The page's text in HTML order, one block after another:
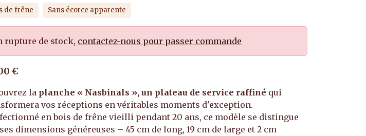
de frêne Sans écorce apparente
rupture de stock, contactez-nous pour passer commande
€
la planche « Nasbinals », un plateau de service raffiné qui
vos réceptions en véritables moments d'exception.
en bois de frêne vieilli pendant 20 ans, ce modèle se distingue
dimensions généreuses – 45 cm de long, 19 cm de large et 2 cm